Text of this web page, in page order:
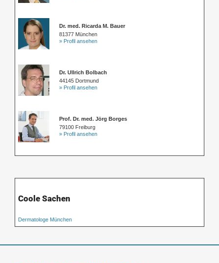
Dr. med. Ricarda M. Bauer
81377 München
» Profil ansehen
Dr. Ullrich Bolbach
44145 Dortmund
» Profil ansehen
Prof. Dr. med. Jörg Borges
79100 Freiburg
» Profil ansehen
Coole Sachen
Dermatologe München